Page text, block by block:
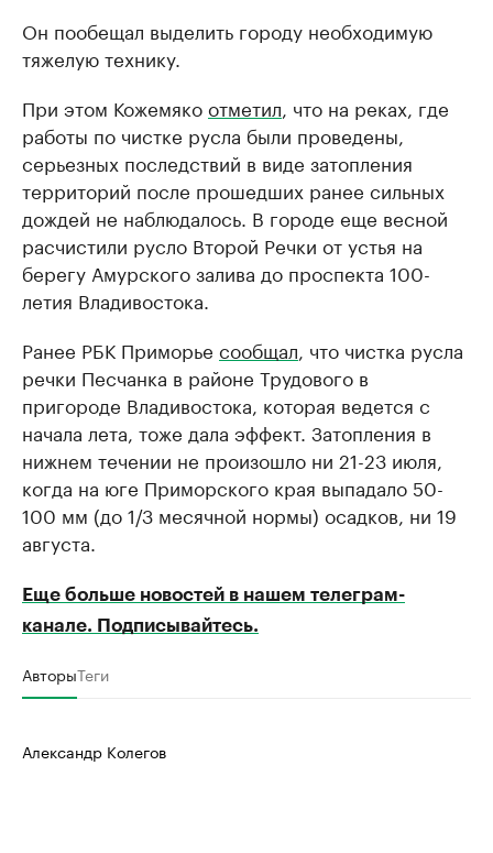
Он пообещал выделить городу необходимую
тяжелую технику.
При этом Кожемякоотметил , что на реках, где
работы по чистке русла были проведены,
серьезных последствий в виде затопления
территорий после прошедших ранее сильных
дождей не наблюдалось. В городе еще весной
расчистили русло Второй Речки от устья на
берегу Амурского залива до проспекта 100-
летия Владивостока.
Ранее РБК Приморье сообщал , что чистка русла
речки Песчанка в районе Трудового в
пригороде Владивостока, которая ведется с
начала лета, тоже дала эффект. Затопления в
нижнем течении не произошло ни 21-23 июля,
когда на юге Приморского края выпадало 50-
100 мм (до 1/3 месячной нормы) осадков, ни 19
августа.
Еще больше новостей в нашем телеграм-
канале. Подписывайтесь.
АвторыТеги
Александр Колегов